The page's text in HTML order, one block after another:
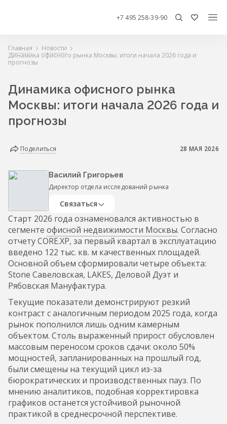
+7 495 258-39-90
Главная
Новости
Динамика офисного рынка Москвы: итоги начала 2026 года и
прогнозы
Динамика офисного рынка
Москвы: итоги начала 2026 года и
прогнозы
Поделиться 28 МАЯ 2026
Старт 2026 года ознаменовался активностью в
сегменте офисной недвижимости Москвы. Согласно
отчету CORE.XP, за первый квартал в эксплуатацию
введено 122 тыс. кв. м качественных площадей.
Основной объем сформировали четыре объекта:
Stone Савеловская, LAKES, Деловой Дуэт и
Рябовская Мануфактура.
Текущие показатели демонстрируют резкий
контраст с аналогичным периодом 2025 года, когда
рынок пополнился лишь одним камерным
объектом. Столь выраженный прирост обусловлен
массовым переносом сроков сдачи: около 50%
мощностей, запланированных на прошлый год,
были смещены на текущий цикл из-за
бюрократических и производственных пауз. По
мнению аналитиков, подобная корректировка
графиков останется устойчивой рыночной
практикой в среднесрочной перспективе.
Василий Григорьев
Директор отдела исследований рынка
Связаться